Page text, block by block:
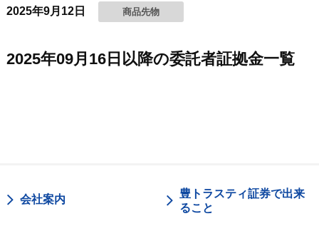
2025年9月12日 商品先物
2025年09月16日以降の委託者証拠金一覧
会社案内
豊トラスティ証券で出来
ること